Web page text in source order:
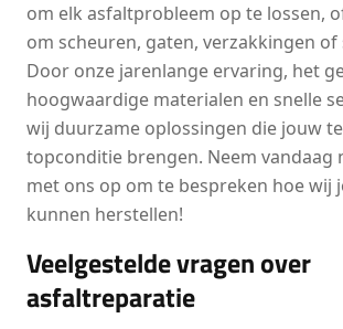
om elk asfaltprobleem op te lossen,
om scheuren, gaten, verzakkingen
Door onze jarenlange ervaring, het
hoogwaardige materialen en snelle
wij duurzame oplossingen die jouw
topconditie brengen. Neem vandaag
met ons op om te bespreken hoe wij
kunnen herstellen!
Veelgestelde vragen over
asfaltreparatie